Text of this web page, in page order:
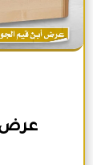
عرض